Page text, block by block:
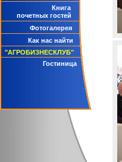
Книга
почетных гостей
Фотогалерея
Как нас найти
"АГРОБИЗНЕСКЛУБ"
Гостиница